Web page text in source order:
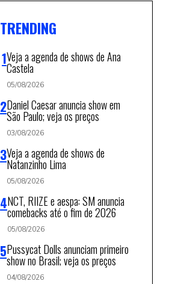
TRENDING
Veja a agenda de shows de Ana
Castela
05/08/2026
Daniel Caesar anuncia show em
São Paulo; veja os preços
03/08/2026
Veja a agenda de shows de
Natanzinho Lima
05/08/2026
NCT, RIIZE e aespa: SM anuncia
comebacks até o fim de 2026
05/08/2026
Pussycat Dolls anunciam primeiro
show no Brasil; veja os preços
04/08/2026